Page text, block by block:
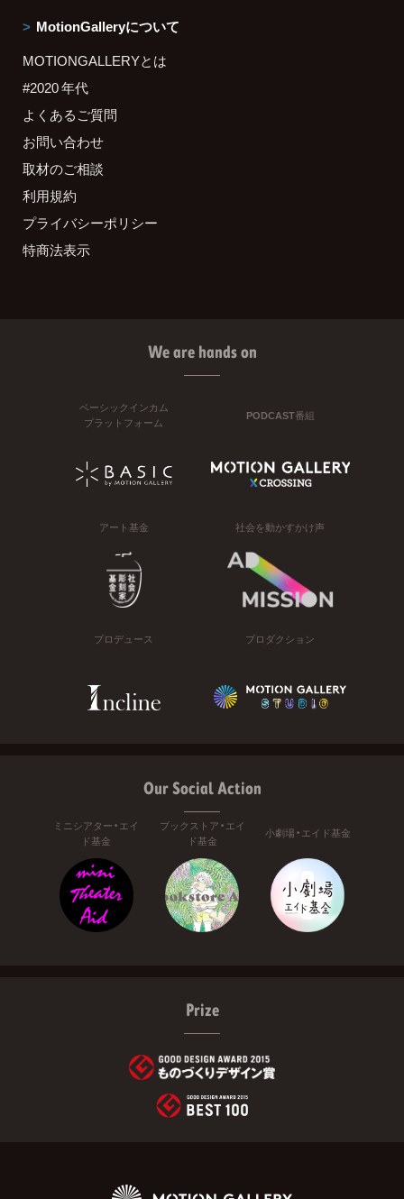
MotionGalleryについて
MOTIONGALLERYとは
#2020 年代
よくあるご質問
お問い合わせ
取材のご相談
利用規約
プライバシーポリシー
特商法表示
We are hands on
ベーシックインカム
プラットフォーム
PODCAST番組
アート基金 社会を動かすかけ声
プロデュース プロダクション
Our Social Action
ミニシアター・エイ
ド基金
ブックストア・エイ
ド基金
小劇場・エイド基金
Prize